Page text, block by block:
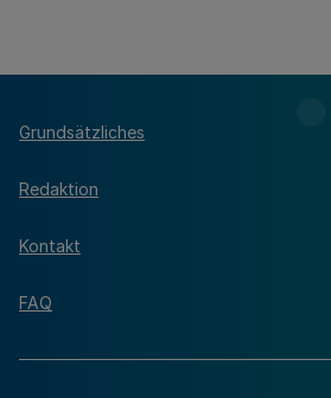
Grundsätzliches
Redaktion
Kontakt
FAQ